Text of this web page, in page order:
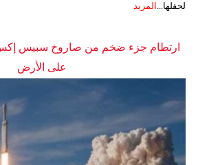
لحفلها... المزيد
ارتطام جزء ضخم من صاروخ سبيس إكس
على الأرض